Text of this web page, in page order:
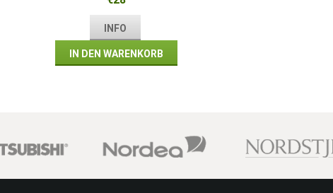
INFO
IN DEN WARENKORB